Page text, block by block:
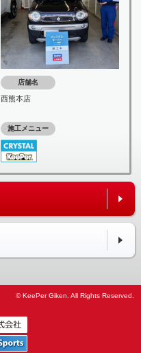
店舗名
西熊本店
施工メニュー
© KeePer Giken. All Rights Reserved.